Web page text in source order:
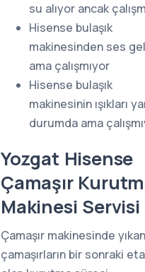
su alıyor ancak
Hisense bulaşık
makinesinden ses
ama çalışmıyor
Hisense bulaşık
makinesinin ışıkları
durumda ama
Yozgat Hisense
Çamaşır
Makinesi Servisi
Çamaşır makinesinde
çamaşırların bir sonraki